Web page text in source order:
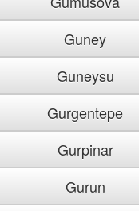
Guney
Guneysu
Gurgentepe
Gurpinar
Gurun